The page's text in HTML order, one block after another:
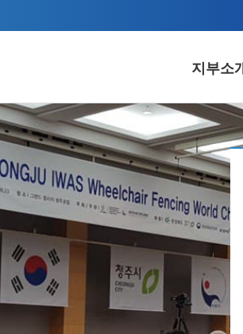
지부소
알림마당
공지사항
입찰정보
언론보도
보도자료
충북지역 병원소개